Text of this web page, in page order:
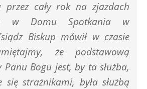
przez cały rok na zjazdach
w Domu Spotkania w
Biskup mówił w czasie
że podstawową
Panu Bogu jest, by ta służba,
się strażnikami, była służbą